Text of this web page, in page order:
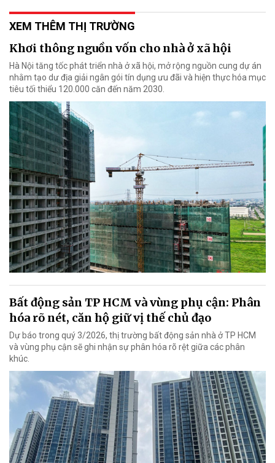
XEM THÊM THỊ TRƯỜNG
Khơi thông nguồn vốn cho nhà ở xã hội
Hà Nội tăng tốc phát triển nhà ở xã hội, mở rộng nguồn cung dự án
nhằm tạo dư địa giải ngân gói tín dụng ưu đãi và hiện thực hóa mục
tiêu tối thiểu 120.000 căn đến năm 2030.
Bất động sản TP HCM và vùng phụ cận: Phân
hóa rõ nét, căn hộ giữ vị thế chủ đạo
Dự báo trong quý 3/2026, thị trường bất động sản nhà ở TP HCM
và vùng phụ cận sẽ ghi nhận sự phân hóa rõ rệt giữa các phân
khúc.